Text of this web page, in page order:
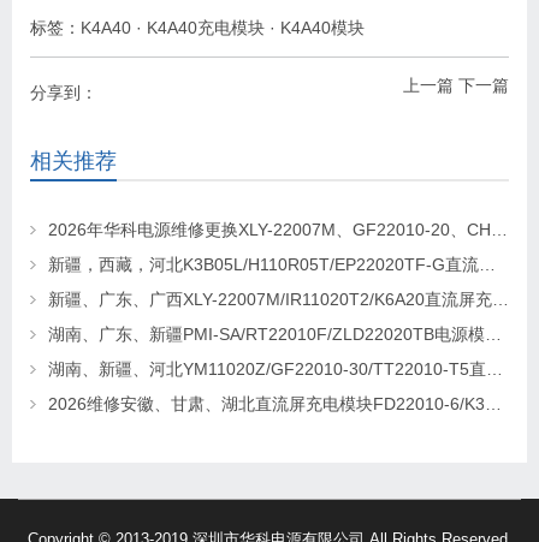
标签： K4A40 · K4A40充电模块 · K4A40模块
上一篇 下一篇
分享到：
相关推荐
2026年华科电源维修更换XLY-22007M、GF22010-20、CHR-22020直流屏充电模块
新疆，西藏，河北K3B05L/H110R05T/EP22020TF-G直流屏充电模块维修更换
新疆、广东、广西XLY-22007M/IR11020T2/K6A20直流屏充电模块维修更换
湖南、广东、新疆PMI-SA/RT22010F/ZLD22020TB电源模块维修更换
湖南、新疆、河北YM11020Z/GF22010-30/TT22010-T5直流屏充电模块维修更换
2026维修安徽、甘肃、湖北直流屏充电模块FD22010-6/K3B20L/GF22010-10